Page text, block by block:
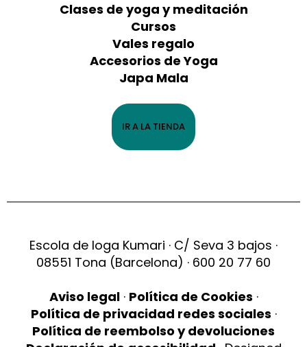
Clases de yoga y meditación
Cursos
Vales regalo
Accesorios de Yoga
Japa Mala
IR A LA TIENDA
Escola de Ioga Kumari · C/ Seva 3 bajos ·
08551 Tona (Barcelona) · 600 20 77 60
Aviso legal· Política de Cookies ·
Política de privacidad redes sociales ·
Política de reembolso y devoluciones